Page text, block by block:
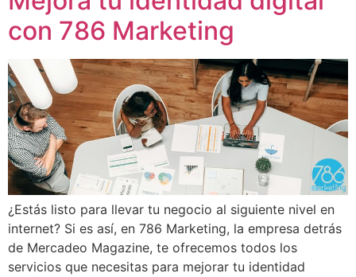
con 786 Marketing
¿Estás listo para llevar tu negocio al siguiente nivel en
internet? Si es así, en 786 Marketing, la empresa detrás
de Mercadeo Magazine, te ofrecemos todos los
servicios que necesitas para mejorar tu identidad